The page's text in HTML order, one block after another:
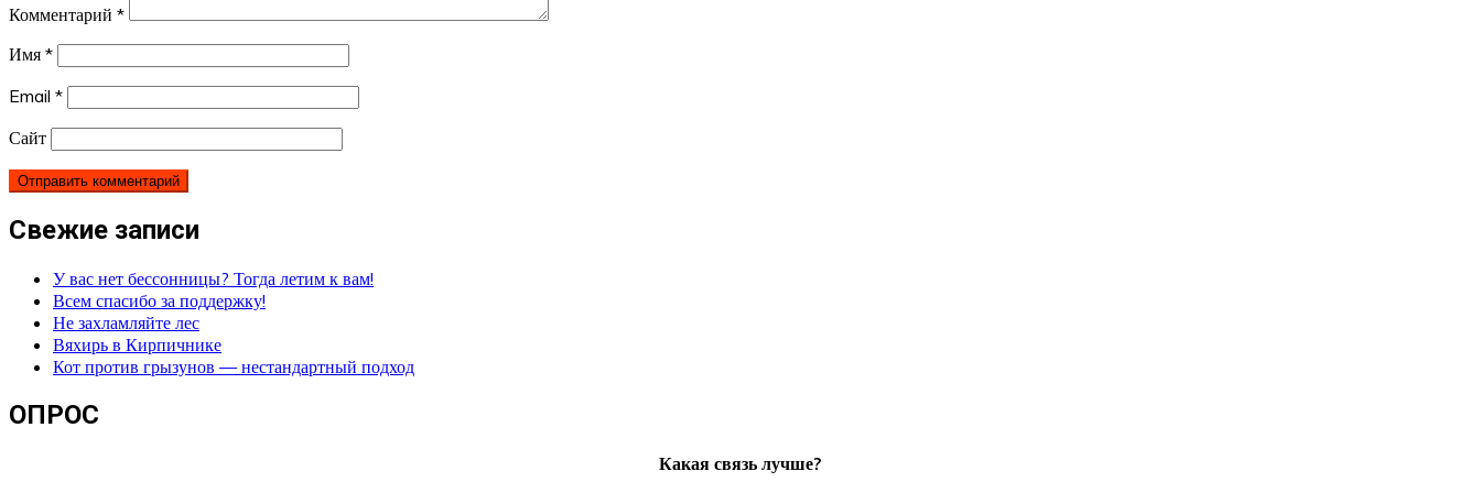
Комментарий *
Имя *
Email *
Сайт
Свежие записи
У вас нет бессонницы? Тогда летим к вам!
Всем спасибо за поддержку!
Не захламляйте лес
Вяхирь в Кирпичнике
Кот против грызунов — нестандартный подход
ОПРОС
Какая связь лучше?